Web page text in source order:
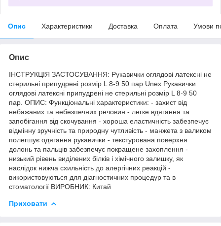
Опис Характеристики Доставка Оплата Умови
Опис
ІНСТРУКЦІЯ ЗАСТОСУВАННЯ: Рукавички оглядові латексні не
стерильні припудрені розмір L 8-9 50 пар Unex Рукавички
оглядові латексні припудрені не стерильні розмір L 8-9 50
пар. ОПИС: Функціональні характеристики: - захист від
небажаних та небезпечних речовин - легке вдягання та
запобігання від скочування - хороша еластичність забезпечує
відмінну зручність та природну чутливість - манжета з валиком
полегшує одягання рукавички - текстурована поверхня
долонь та пальців забезпечує покращене захоплення -
низький рівень виділених білків і хімічного залишку, як
наслідок нижча схильність до алергічних реакцій -
використовуються для діагностичних процедур та в
стоматології ВИРОБНИК: Китай
Приховати